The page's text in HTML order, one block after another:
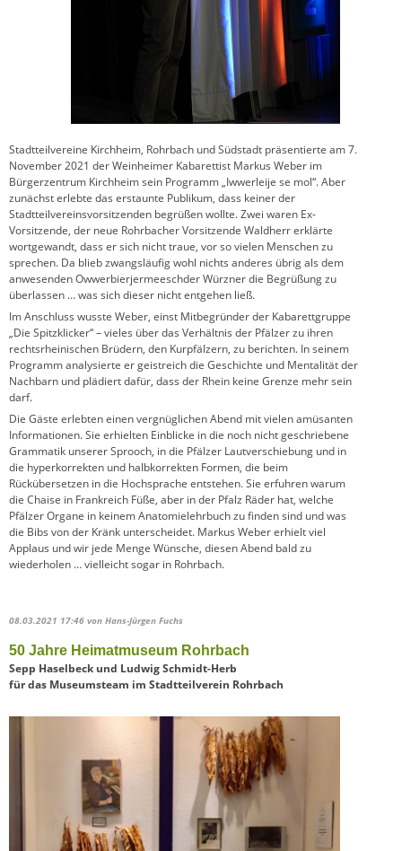
Stadtteilvereine Kirchheim, Rohrbach und Südstadt präsentierte am 7.
November 2021 der Weinheimer Kabarettist Markus Weber im
Bürgerzentrum Kirchheim sein Programm „Iwwerleije se mol“. Aber
zunächst erlebte das erstaunte Publikum, dass keiner der
Stadtteilvereinsvorsitzenden begrüßen wollte. Zwei waren Ex-
Vorsitzende, der neue Rohrbacher Vorsitzende Waldherr erklärte
wortgewandt, dass er sich nicht traue, vor so vielen Menschen zu
sprechen. Da blieb zwangsläufig wohl nichts anderes übrig als dem
anwesenden Owwerbierjermeeschder Würzner die Begrüßung zu
überlassen … was sich dieser nicht entgehen ließ.
Im Anschluss wusste Weber, einst Mitbegründer der Kabarettgruppe
„Die Spitzklicker“ – vieles über das Verhältnis der Pfälzer zu ihren
rechtsrheinischen Brüdern, den Kurpfälzern, zu berichten. In seinem
Programm analysierte er geistreich die Geschichte und Mentalität der
Nachbarn und plädiert dafür, dass der Rhein keine Grenze mehr sein
darf.
Die Gäste erlebten einen vergnüglichen Abend mit vielen amüsanten
Informationen. Sie erhielten Einblicke in die noch nicht geschriebene
Grammatik unserer Sprooch, in die Pfälzer Lautverschiebung und in
die hyperkorrekten und halbkorrekten Formen, die beim
Rückübersetzen in die Hochsprache entstehen. Sie erfuhren warum
die Chaise in Frankreich Füße, aber in der Pfalz Räder hat, welche
Pfälzer Organe in keinem Anatomielehrbuch zu finden sind und was
die Bibs von der Kränk unterscheidet. Markus Weber erhielt viel
Applaus und wir jede Menge Wünsche, diesen Abend bald zu
wiederholen … vielleicht sogar in Rohrbach.
08.03.2021 17:46 von Hans-Jürgen Fuchs
50 Jahre Heimatmuseum Rohrbach
Sepp Haselbeck und Ludwig Schmidt-Herb
für das Museumsteam im Stadtteilverein Rohrbach